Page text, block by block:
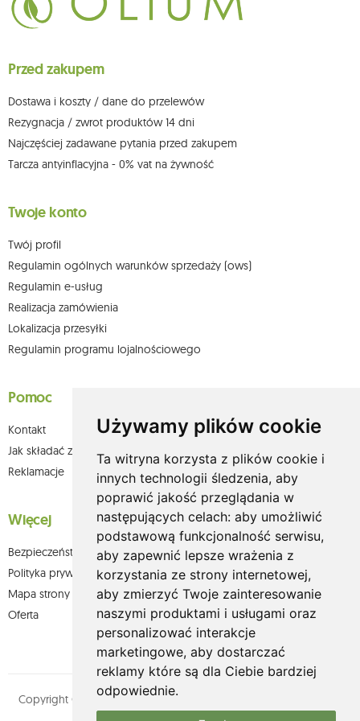
Używamy plików cookie
Ta witryna korzysta z plików cookie i
innych technologii śledzenia, aby
poprawić jakość przeglądania w
następujących celach: aby umożliwić
podstawową funkcjonalność serwisu,
aby zapewnić lepsze wrażenia z
korzystania ze strony internetowej,
aby zmierzyć Twoje zainteresowanie
naszymi produktami i usługami oraz
personalizować interakcje
marketingowe, aby dostarczać
reklamy które są dla Ciebie bardziej
odpowiednie.
Przysługuje Ci prawo do żądania dostępu do swoich danych osobowych,
ich sprostowania, usunięcia, ograniczenia przetwarzania, wniesienia
sprzeciwu wobec przetwarzania swoich danych oraz prawo do
którego dokonano na podstawie zgody przed jej cofnięciem. W tym celu
możesz kontaktować się z działem obsługi klienta Mouton Interactive pod
Więcej informacji: www.mouton.pl/ODO
Przed zakupem
Dostawa i koszty / dane do przelewów
Rezygnacja / zwrot produktów 14 dni
Najczęściej zadawane pytania przed zakupem
Tarcza antyinflacyjna - 0% vat na żywność
Twoje konto
Twój profil
Regulamin ogólnych warunków sprzedaży (ows)
Regulamin e-usług
Realizacja zamówienia
Lokalizacja przesyłki
Regulamin programu lojalnościowego
Pomoc
Kontakt
Jak składać zamówienia w sklepie olium.pl?
Reklamacje
Więcej
Bezpieczeństwo płatności
Polityka prywatności
Mapa strony
Oferta
Copyright © olium.pl. Wszystkie prawa zastrzeżone. Designed by
MOUTON interactive